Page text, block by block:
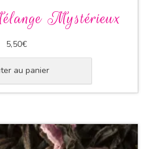
Mystérieux
5,50€
au panier